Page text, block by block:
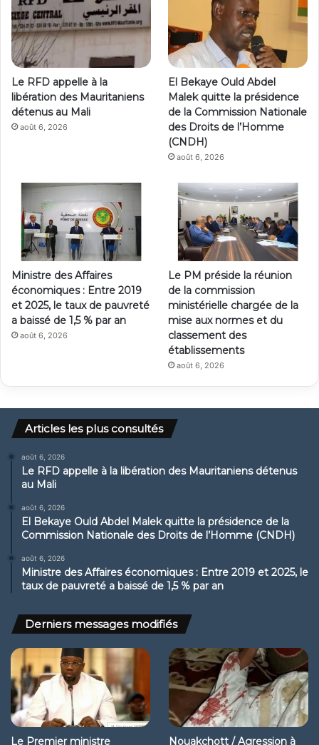
Le RFD appelle à la
libération des Mauritaniens
détenus au Mali
août 6, 2026
El Bekaye Ould Abdel
Malek quitte la présidence
de la Commission Nationale
des Droits de l’Homme
(CNDH)
août 6, 2026
Ministre des Affaires
économiques : Entre 2019
et 2025, le taux de pauvreté
a baissé de 1,5 % par an
août 6, 2026
Le PM préside la réunion
de la commission
ministérielle chargée de la
mise aux normes et du
classement des
établissements
août 6, 2026
Articles les plus consultés
août 6, 2026
Le RFD appelle à la libération des Mauritaniens détenus
au Mali
août 6, 2026
El Bekaye Ould Abdel Malek quitte la présidence de la
Commission Nationale des Droits de l’Homme (CNDH)
août 6, 2026
Ministre des Affaires économiques : Entre 2019 et 2025, le
taux de pauvreté a baissé de 1,5 % par an
Derniers messages modifiés
Le Premier ministre Nouakchott / Agression à